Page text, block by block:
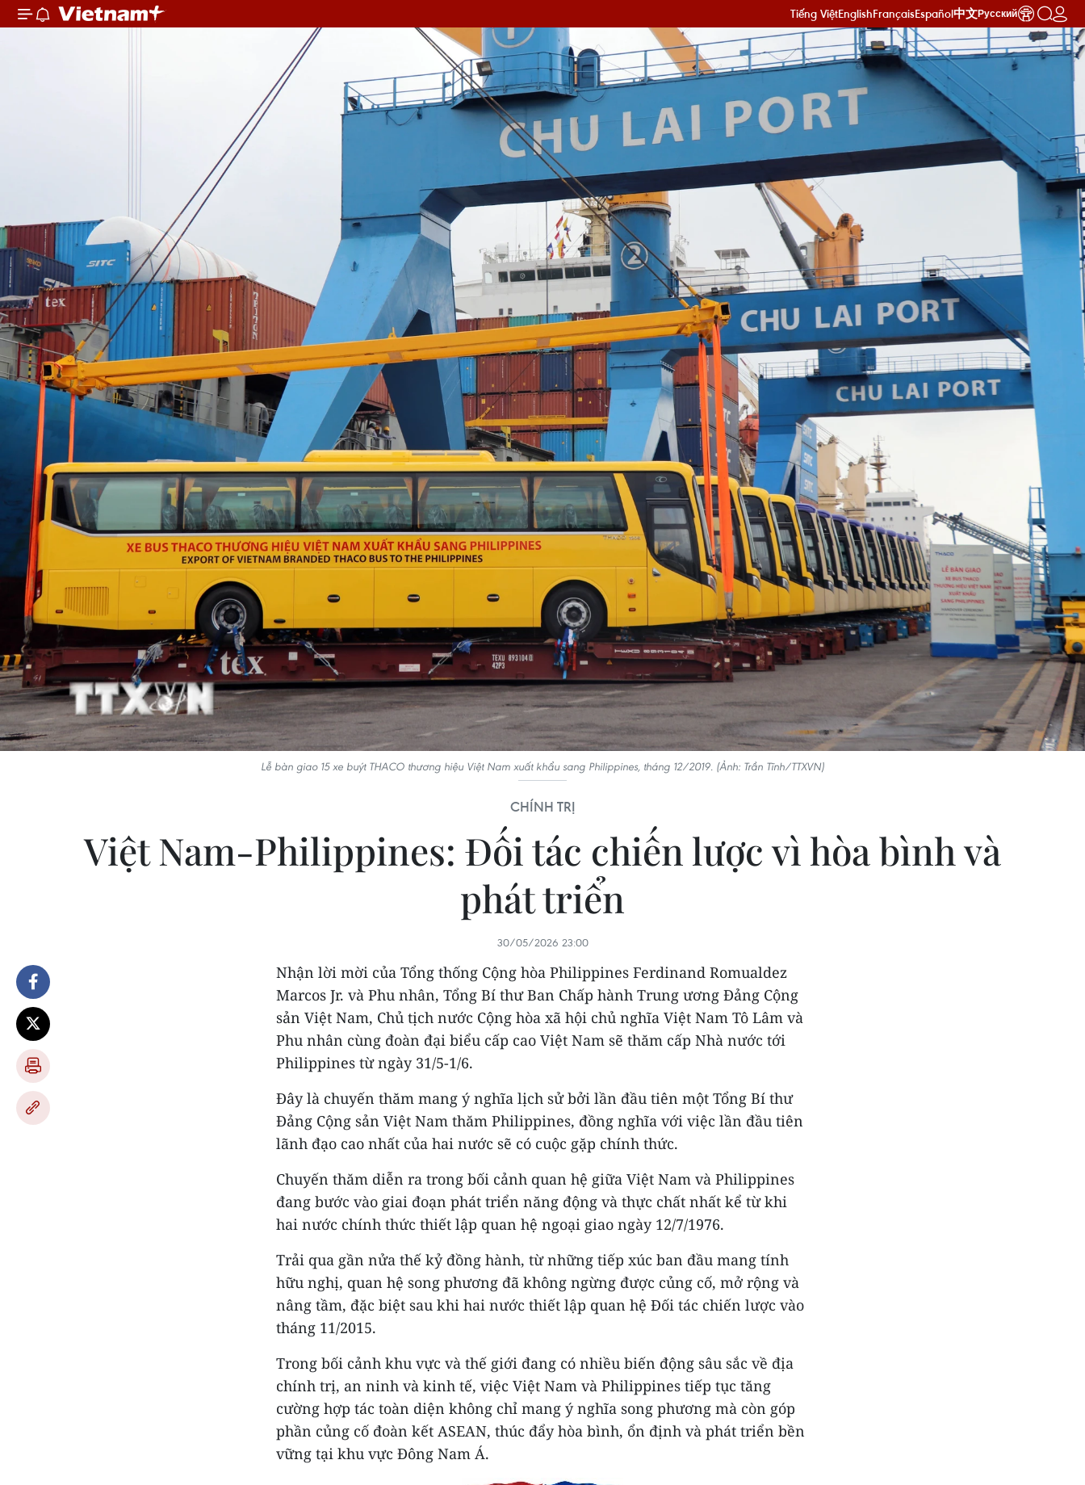
Tiếng ViệtEnglishFrançaisEspañol中文Русский
Lễ bàn giao 15 xe buýt THACO thương hiệu Việt Nam xuất khẩu sang Philippines, tháng 12/2019. (Ảnh: Trần Tĩnh/TTXVN)
CHÍNH TRỊ
Việt Nam-Philippines: Đối tác chiến lược vì hòa bình và
phát triển
30/05/2026 23:00
Nhận lời mời của Tổng thống Cộng hòa Philippines Ferdinand Romualdez
Marcos Jr. và Phu nhân, Tổng Bí thư Ban Chấp hành Trung ương Đảng Cộng
sản Việt Nam, Chủ tịch nước Cộng hòa xã hội chủ nghĩa Việt Nam Tô Lâm và
Phu nhân cùng đoàn đại biểu cấp cao Việt Nam sẽ thăm cấp Nhà nước tới
Philippines từ ngày 31/5-1/6.
Đây là chuyến thăm mang ý nghĩa lịch sử bởi lần đầu tiên một Tổng Bí thư
Đảng Cộng sản Việt Nam thăm Philippines, đồng nghĩa với việc lần đầu tiên
lãnh đạo cao nhất của hai nước sẽ có cuộc gặp chính thức.
Chuyến thăm diễn ra trong bối cảnh quan hệ giữa Việt Nam và Philippines
đang bước vào giai đoạn phát triển năng động và thực chất nhất kể từ khi
hai nước chính thức thiết lập quan hệ ngoại giao ngày 12/7/1976.
Trải qua gần nửa thế kỷ đồng hành, từ những tiếp xúc ban đầu mang tính
hữu nghị, quan hệ song phương đã không ngừng được củng cố, mở rộng và
nâng tầm, đặc biệt sau khi hai nước thiết lập quan hệ Đối tác chiến lược vào
tháng 11/2015.
Trong bối cảnh khu vực và thế giới đang có nhiều biến động sâu sắc về địa
chính trị, an ninh và kinh tế, việc Việt Nam và Philippines tiếp tục tăng
cường hợp tác toàn diện không chỉ mang ý nghĩa song phương mà còn góp
phần củng cố đoàn kết ASEAN, thúc đẩy hòa bình, ổn định và phát triển bền
vững tại khu vực Đông Nam Á.